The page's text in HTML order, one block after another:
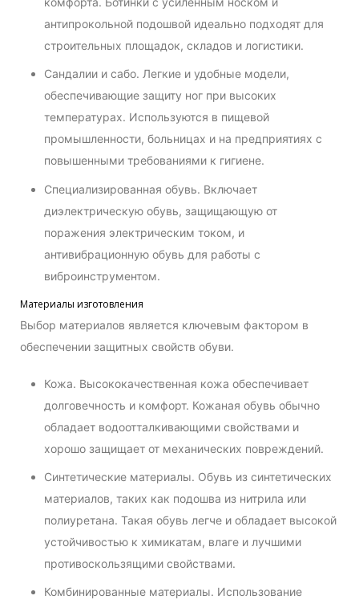
антипрокольной подошвой идеально подходят для
строительных площадок, складов и логистики.
Сандалии и сабо. Легкие и удобные модели,
обеспечивающие защиту ног при высоких
температурах. Используются в пищевой
промышленности, больницах и на предприятиях с
повышенными требованиями к гигиене.
Специализированная обувь. Включает
диэлектрическую обувь, защищающую от
поражения электрическим током, и
антивибрационную обувь для работы с
виброинструментом.
Материалы изготовления
Выбор материалов является ключевым фактором в
обеспечении защитных свойств обуви.
Кожа. Высококачественная кожа обеспечивает
долговечность и комфорт. Кожаная обувь обычно
обладает водоотталкивающими свойствами и
хорошо защищает от механических повреждений.
Синтетические материалы. Обувь из синтетических
материалов, таких как подошва из нитрила или
полиуретана. Такая обувь легче и обладает высокой
устойчивостью к химикатам, влаге и лучшими
противоскользящими свойствами.
Комбинированные материалы. Использование